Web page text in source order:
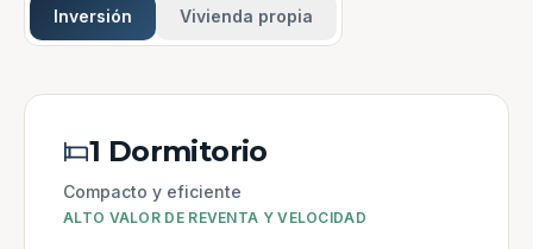
Inversión Vivienda propia
1 Dormitorio
Compacto y eficiente
ALTO VALOR DE REVENTA Y VELOCIDAD